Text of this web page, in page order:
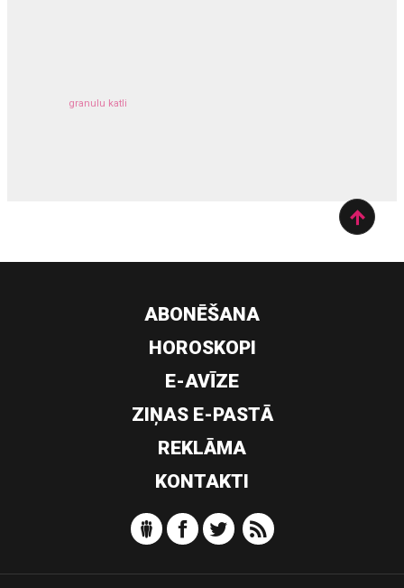
granulu katli
ABONĒŠANA
HOROSKOPI
E-AVĪZE
ZIŅAS E-PASTĀ
REKLĀMA
KONTAKTI